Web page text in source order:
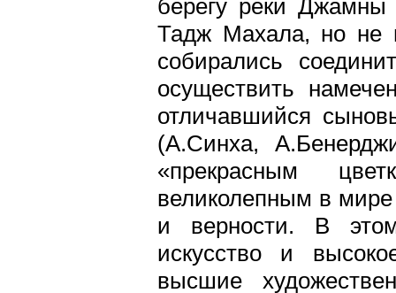
берегу реки
Тадж Махала, но не
собирались
осуществить
отличавшийся
(А.Синха,
«прекрасным
великолепным в
и верности. В этом
искусство и
высшие